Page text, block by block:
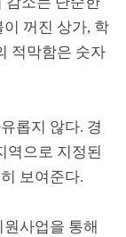
이 꺼진 상가, 학
적막함은 숫자
롭지 않다. 경
역으로 지정된
보여준다.
사업을 통해